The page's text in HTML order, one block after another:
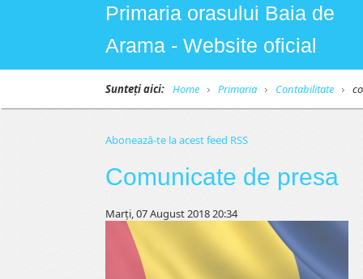
Primaria orasului Baia de
Arama - Website oficial
Sunteți aici: Home Primaria Contabilitate
Abonează-te la acest feed RSS
Comunicate de presa
Marți, 07 August 2018 20:34